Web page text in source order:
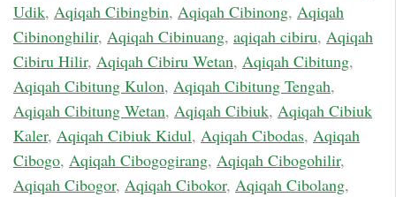
Udik, Aqiqah Cibingbin, Aqiqah Cibinong, Aqiqah
Cibinonghilir, Aqiqah Cibinuang, aqiqah cibiru, Aqiqah
Cibiru Hilir, Aqiqah Cibiru Wetan, Aqiqah Cibitung,
Aqiqah Cibitung Kulon, Aqiqah Cibitung Tengah,
Aqiqah Cibitung Wetan, Aqiqah Cibiuk, Aqiqah Cibiuk
Kaler, Aqiqah Cibiuk Kidul, Aqiqah Cibodas, Aqiqah
Cibogo, Aqiqah Cibogogirang, Aqiqah Cibogohilir,
Aqiqah Cibogor, Aqiqah Cibokor, Aqiqah Cibolang,